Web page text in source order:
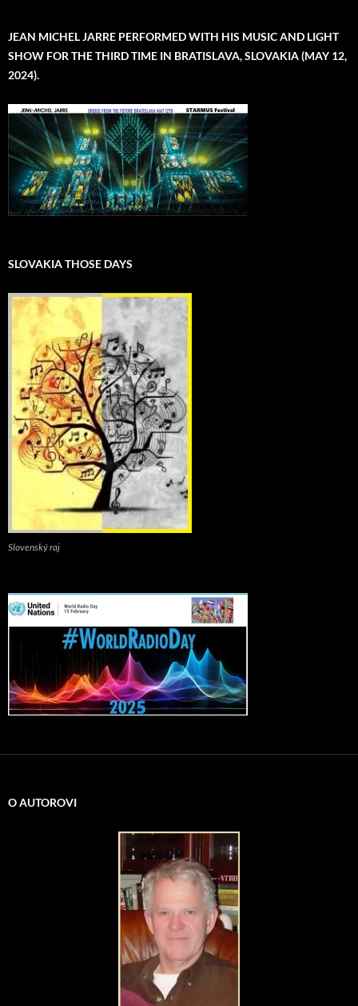
JEAN MICHEL JARRE PERFORMED WITH HIS MUSIC AND LIGHT
SHOW FOR THE THIRD TIME IN BRATISLAVA, SLOVAKIA (MAY 12,
2024).
SLOVAKIA THOSE DAYS
Slovenský raj
O AUTOROVI